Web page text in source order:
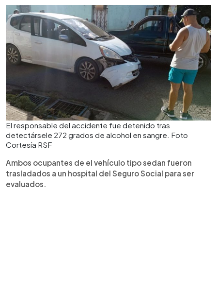
El responsable del accidente fue detenido tras
detectársele 272 grados de alcohol en sangre. Foto
Cortesía RSF
Ambos ocupantes de el vehículo tipo sedan fueron
trasladados a un hospital del Seguro Social para ser
evaluados.